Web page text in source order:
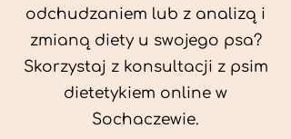
odchudzaniem lub z analizą i
zmianą diety u swojego psa?
Skorzystaj z konsultacji z psim
dietetykiem online w
Sochaczewie.